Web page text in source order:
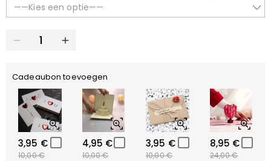
——Kies een optie——
Cadeaubon toevoegen
3,95 €
10,00 €
4,95 €
10,00 €
3,95 €
10,00 €
8,95 €
24,00 €